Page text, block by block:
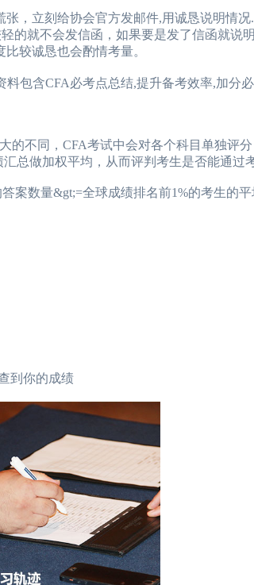
立刻给协会官方发邮件,用诚恳说明情况
的就不会发信函，如果要是发了信函就说
较诚恳也会酌情考量。
料包含CFA必考点总结,提升备考效率,加分
不同，CFA考试中会对各个科目单独评
总做加权平均，从而评判考生是否能通过
数量&gt;=全球成绩排名前1%的考生的平
到你的成绩